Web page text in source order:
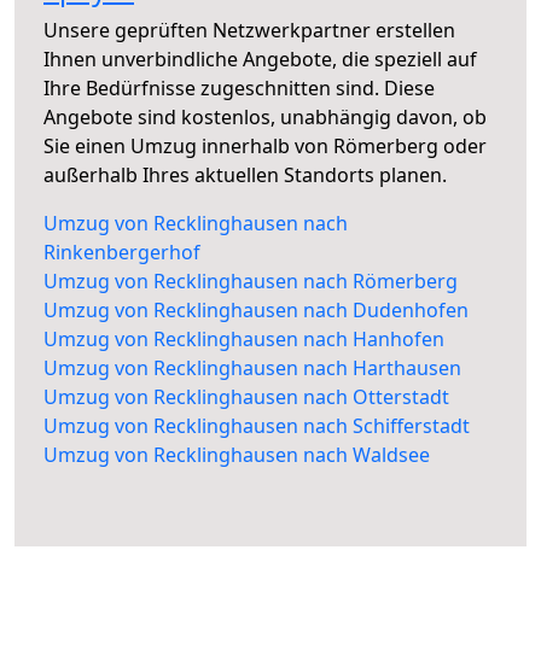
Unsere geprüften Netzwerkpartner erstellen
Ihnen unverbindliche Angebote, die speziell auf
Ihre Bedürfnisse zugeschnitten sind. Diese
Angebote sind kostenlos, unabhängig davon, ob
Sie einen Umzug innerhalb von Römerberg oder
außerhalb Ihres aktuellen Standorts planen.
Umzug von Recklinghausen nach
Rinkenbergerhof
Umzug von Recklinghausen nach Römerberg
Umzug von Recklinghausen nach Dudenhofen
Umzug von Recklinghausen nach Hanhofen
Umzug von Recklinghausen nach Harthausen
Umzug von Recklinghausen nach Otterstadt
Umzug von Recklinghausen nach Schifferstadt
Umzug von Recklinghausen nach Waldsee